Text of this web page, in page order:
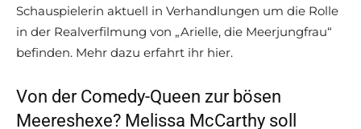
Schauspielerin aktuell in Verhandlungen um die Rolle
in der Realverfilmung von „Arielle, die Meerjungfrau“
befinden. Mehr dazu erfahrt ihr hier.
Von der Comedy-Queen zur bösen
Meereshexe? Melissa McCarthy soll